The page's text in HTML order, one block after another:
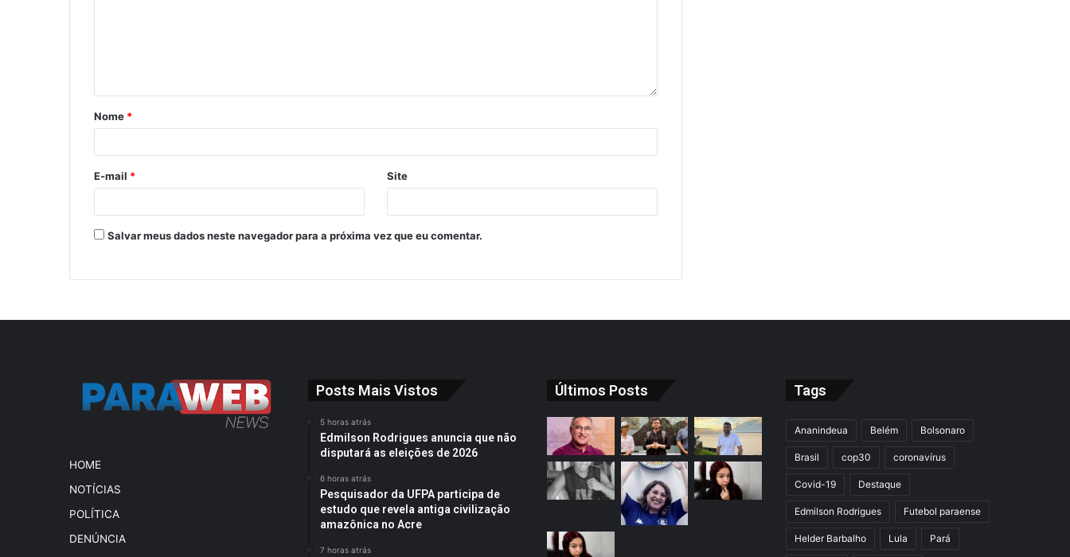
Nome *
E-mail * Site
Salvar meus dados neste navegador para a próxima vez que eu comentar.
HOME
NOTÍCIAS
POLÍTICA
DENÚNCIA
Posts Mais Vistos
5 horas atrás
Edmilson Rodrigues anuncia que não
disputará as eleições de 2026
6 horas atrás
Pesquisador da UFPA participa de
estudo que revela antiga civilização
amazônica no Acre
7 horas atrás
Últimos Posts Tags
Ananindeua Belém Bolsonaro
Brasil cop30 coronavírus
Covid-19 Destaque
Edmilson Rodrigues Futebol paraense
Helder Barbalho Lula Pará